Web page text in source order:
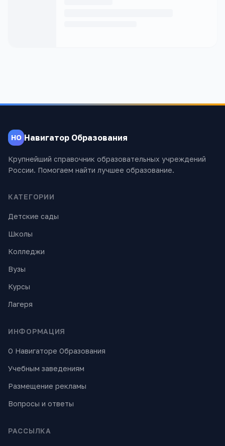
НО Навигатор Образования
Крупнейший справочник образовательных учреждений
России. Помогаем найти лучшее образование.
КАТЕГОРИИ
Детские сады
Школы
Колледжи
Вузы
Курсы
Лагеря
ИНФОРМАЦИЯ
О Навигаторе Образования
Учебным заведениям
Размещение рекламы
Вопросы и ответы
РАССЫЛКА